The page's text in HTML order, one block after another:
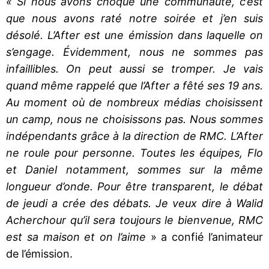
que nous avons raté notre soirée et j’en suis
désolé. L’After est une émission dans laquelle on
s’engage. Évidemment, nous ne sommes pas
infaillibles. On peut aussi se tromper. Je vais
quand même rappelé que l’After a fêté ses 19 ans.
Au moment où de nombreux médias choisissent
un camp, nous ne choisissons pas. Nous sommes
indépendants grâce à la direction de RMC. L’After
ne roule pour personne. Toutes les équipes, Flo
et Daniel notamment, sommes sur la même
longueur d’onde. Pour être transparent, le débat
de jeudi a crée des débats. Je veux dire à Walid
Acherchour qu’il sera toujours le bienvenue, RMC
est sa maison et on l’aime » a confié l’animateur
de l’émission.